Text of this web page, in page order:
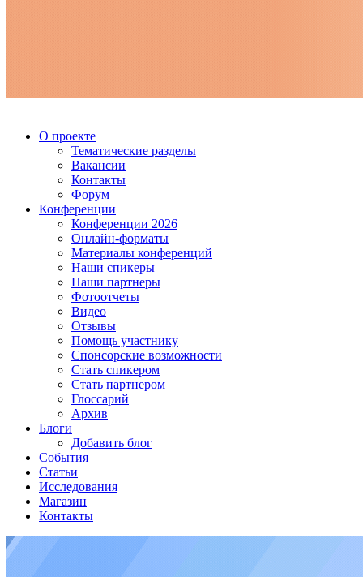
О проекте
Тематические разделы
Вакансии
Контакты
Форум
Конференции
Конференции 2026
Онлайн-форматы
Материалы конференций
Наши спикеры
Наши партнеры
Фотоотчеты
Видео
Отзывы
Помощь участнику
Спонсорские возможности
Стать спикером
Стать партнером
Глоссарий
Архив
Блоги
Добавить блог
События
Статьи
Исследования
Магазин
Контакты